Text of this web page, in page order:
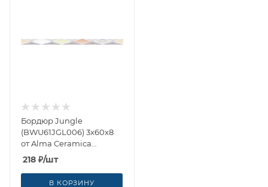
Бордюр Jungle
(BWU61JGL006) 3x60x8
от Alma Ceramica
(Россия)
218 ₽/шт
В КОРЗИНУ